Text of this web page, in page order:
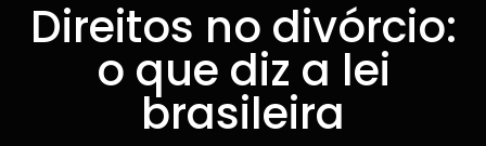
Direitos no divórcio:
o que diz a lei
brasileira